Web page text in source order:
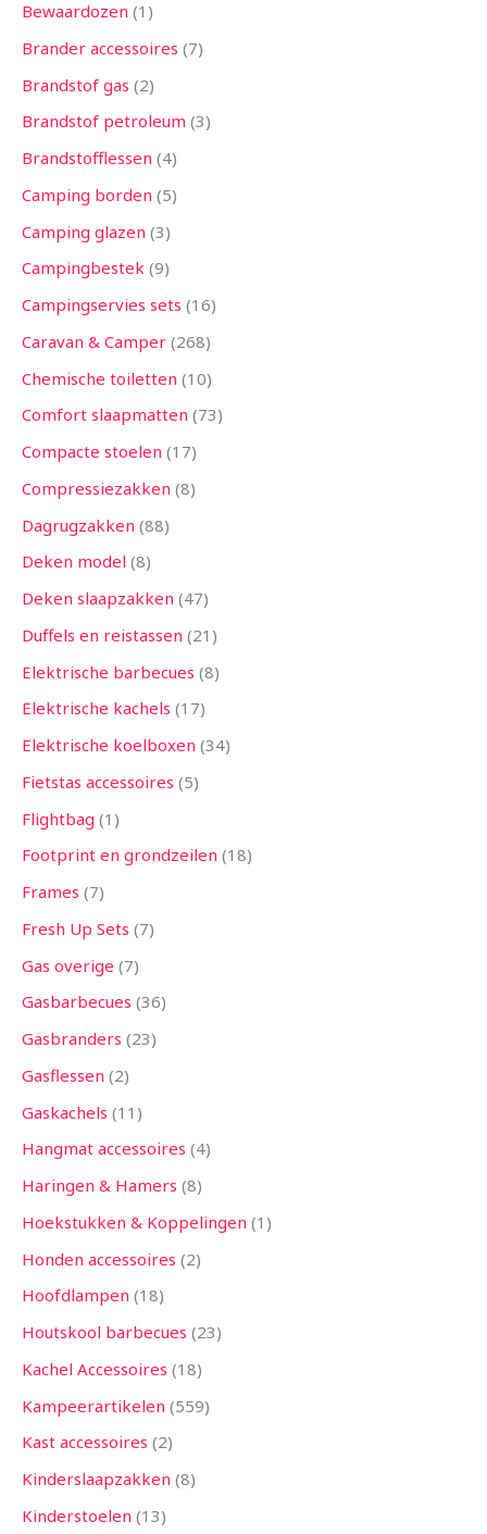
Bewaardozen 1
Brander accessoires 7
Brandstof gas 2
Brandstof petroleum 3
Brandstofflessen 4
Camping borden 5
Camping glazen 3
Campingbestek 9
Campingservies sets 16
Caravan & Camper 268
Chemische toiletten 10
Comfort slaapmatten 73
Compacte stoelen 17
Compressiezakken 8
Dagrugzakken 88
Deken model 8
Deken slaapzakken 47
Duffels en reistassen 21
Elektrische barbecues 8
Elektrische kachels 17
Elektrische koelboxen 34
Fietstas accessoires 5
Flightbag 1
Footprint en grondzeilen 18
Frames 7
Fresh Up Sets 7
Gas overige 7
Gasbarbecues 36
Gasbranders 23
Gasflessen 2
Gaskachels 11
Hangmat accessoires 4
Haringen & Hamers 8
Hoekstukken & Koppelingen 1
Honden accessoires 2
Hoofdlampen 18
Houtskool barbecues 23
Kachel Accessoires 18
Kampeerartikelen 559
Kast accessoires 2
Kinderslaapzakken 8
Kinderstoelen 13